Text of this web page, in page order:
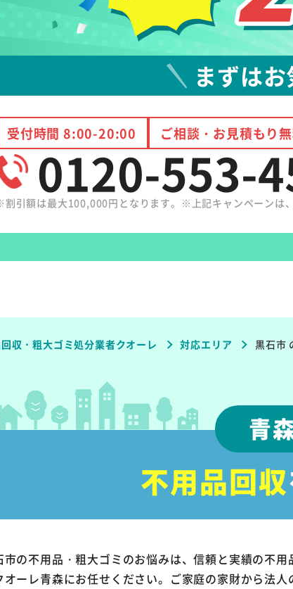
まずは
受付時間 8:00-20:00 ご相談・お見積もり
0120-553-
引額は最大100,000円となります。 ※上記キャンペーンは
収・粗大ゴミ処分業者クオーレ 対応エリア 黒石市
青
不用品回収
市の不用品・粗大ゴミのお悩みは、信頼と実績の不用
オーレ青森にお任せください。ご家庭の家財から法人